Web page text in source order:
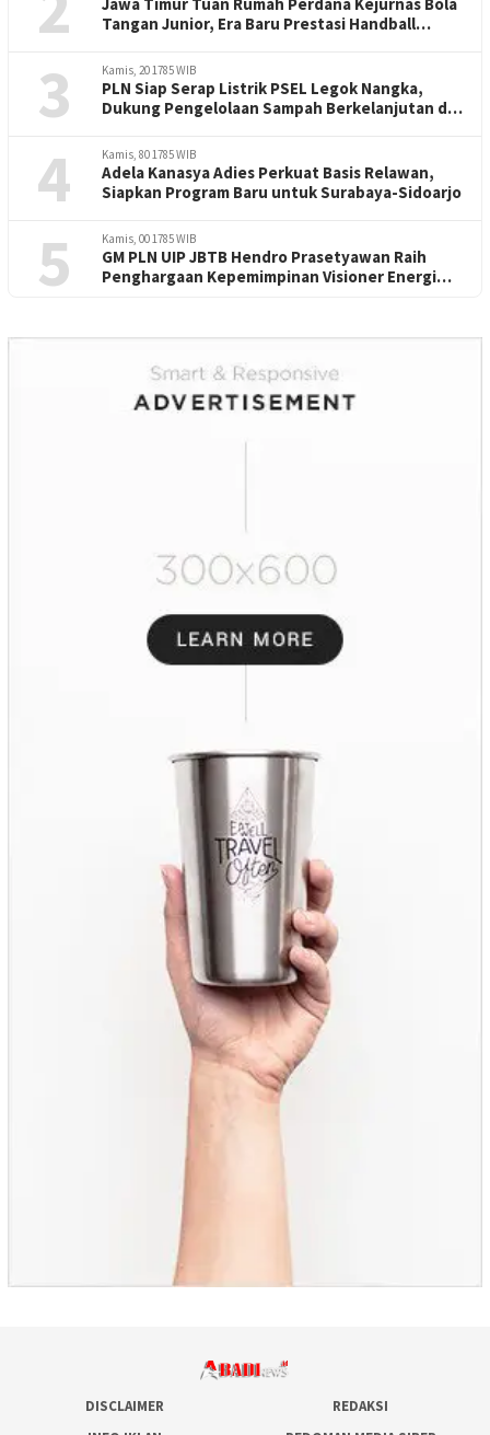
Tangan Junior, Era Baru Prestasi Handball
3 Kamis, 20 1785 WIB
PLN Siap Serap Listrik PSEL Legok Nangka,
Dukung Pengelolaan Sampah Berkelanjutan di
4 Kamis, 80 1785 WIB
Adela Kanasya Adies Perkuat Basis Relawan,
Siapkan Program Baru untuk Surabaya-Sidoarjo
5 Kamis, 00 1785 WIB
GM PLN UIP JBTB Hendro Prasetyawan Raih
Penghargaan Kepemimpinan Visioner Energi
DISCLAIMER
REDAKSI